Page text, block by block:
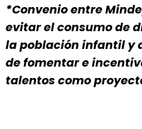
*Convenio entre
evitar el consumo de
la población infantil y
de fomentar e
talentos como